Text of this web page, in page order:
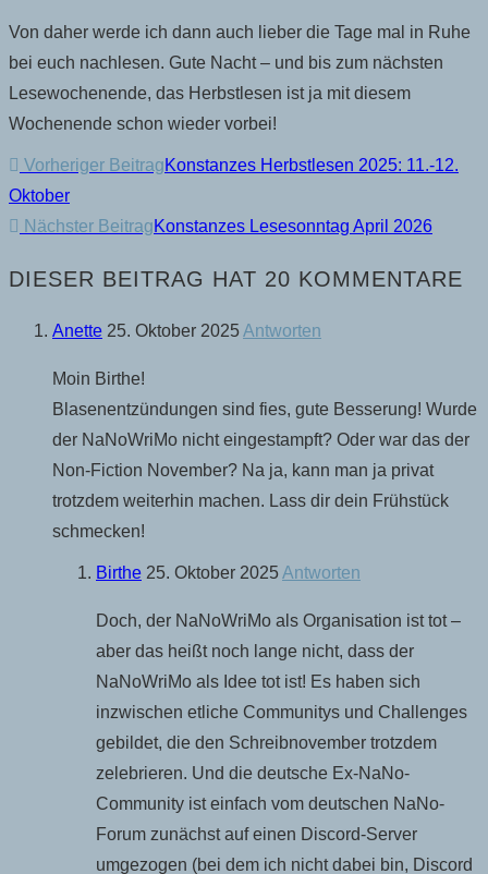
Von daher werde ich dann auch lieber die Tage mal in Ruhe
bei euch nachlesen. Gute Nacht – und bis zum nächsten
Lesewochenende, das Herbstlesen ist ja mit diesem
Wochenende schon wieder vorbei!
WEITERE
ARTIKEL
Vorheriger BeitragKonstanzes Herbstlesen 2025: 11.-12.
Oktober
Nächster BeitragKonstanzes Lesesonntag April 2026
DIESER BEITRAG HAT 20 KOMMENTARE
Anette 25. Oktober 2025Antworten
Moin Birthe!
Blasenentzündungen sind fies, gute Besserung! Wurde
der NaNoWriMo nicht eingestampft? Oder war das der
Non-Fiction November? Na ja, kann man ja privat
trotzdem weiterhin machen. Lass dir dein Frühstück
schmecken!
Birthe 25. Oktober 2025Antworten
Doch, der NaNoWriMo als Organisation ist tot –
aber das heißt noch lange nicht, dass der
NaNoWriMo als Idee tot ist! Es haben sich
inzwischen etliche Communitys und Challenges
gebildet, die den Schreibnovember trotzdem
zelebrieren. Und die deutsche Ex-NaNo-
Community ist einfach vom deutschen NaNo-
Forum zunächst auf einen Discord-Server
umgezogen (bei dem ich nicht dabei bin, Discord